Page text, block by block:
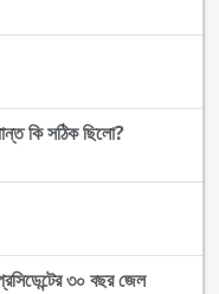
কি সঠিক ছিলো?
৩০ বছর জেল